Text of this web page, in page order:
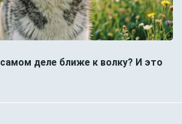
деле ближе к волку? И это